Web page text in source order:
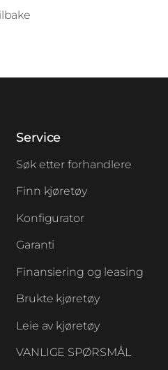
Service
Søk etter forhandlere
Finn kjøretøy
Konfigurator
Garanti
Finansiering og leasing
Brukte kjøretøy
Leie av kjøretøy
VANLIGE SPØRSMÅL